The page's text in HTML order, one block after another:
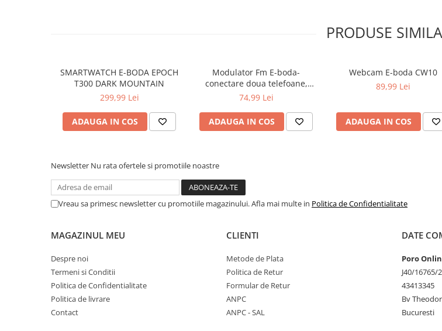
PRODUSE
SMARTWATCH E-BODA EPOCH
T300 DARK MOUNTAIN
299,99 Lei
ADAUGA IN COS
Modulator Fm E-boda-
conectare doua telefoane,
Bluetooth 5.0, Incarcare Rapida
74,99 Lei
ADAUGA IN COS
Webcam E-boda CW10
89,99 Lei
ADAUGA IN COS
Newsletter Nu rata ofertele si promotiile noastre
Vreau sa primesc newsletter cu promotiile magazinului. Afla mai multe in Politica de Confidentialitate
MAGAZINUL MEU
Despre noi
Termeni si Conditii
Politica de Confidentialitate
Politica de livrare
Contact
CLIENTI
Metode de Plata
Politica de Retur
Formular de Retur
ANPC
ANPC - SAL
DATE
Poro
J40/16765/
43413345
Bv
Bucuresti